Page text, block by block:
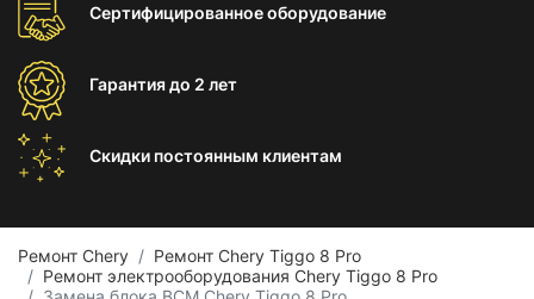
Сертифицированноеоборудование
Гарантиядо 2 лет
Скидки постоянным клиентам
Ремонт Chery
Ремонт Chery Tiggo 8 Pro
Ремонт электрооборудования Chery Tiggo 8 Pro